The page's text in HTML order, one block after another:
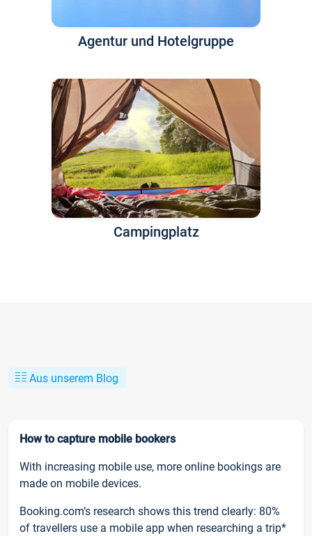
Agentur und Hotelgruppe
Campingplatz
Aus unserem Blog
How to capture mobile bookers
With increasing mobile use, more online bookings are
made on mobile devices.
Booking.com’s research shows this trend clearly: 80%
of travellers use a mobile app when researching a trip*